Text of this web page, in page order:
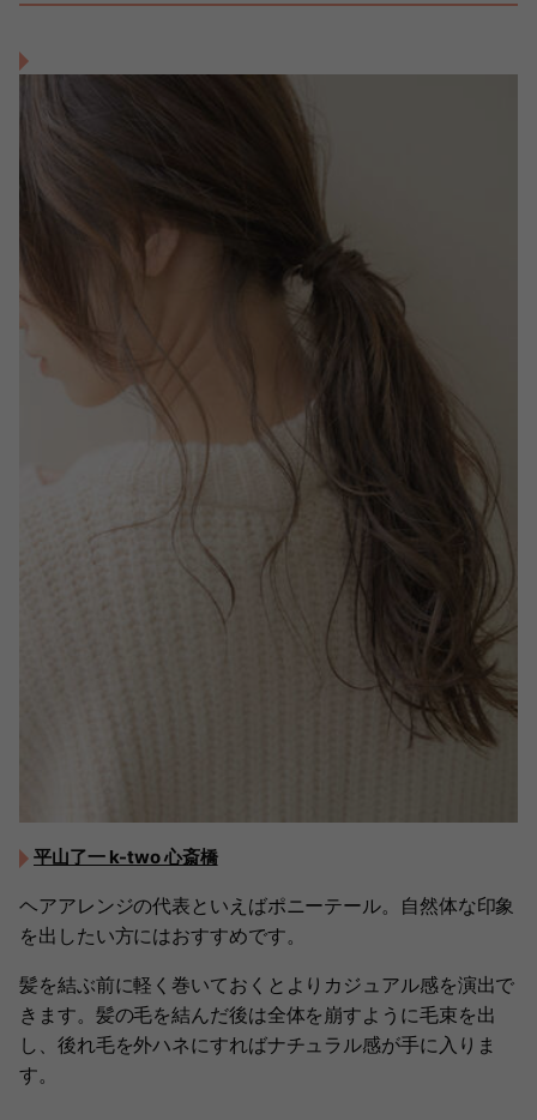
平山了一 k-two 心斎橋
ヘアアレンジの代表といえばポニーテール。自然体な印象
を出したい方にはおすすめです。
髪を結ぶ前に軽く巻いておくとよりカジュアル感を演出で
きます。髪の毛を結んだ後は全体を崩すように毛束を出
し、後れ毛を外ハネにすればナチュラル感が手に入りま
す。